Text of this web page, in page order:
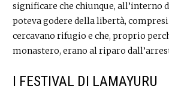
significare che chiunque, all’interno
poteva godere della libertà,
cercavano rifugio e che, proprio
monastero, erano al riparo
I FESTIVAL DI LAMAYURU